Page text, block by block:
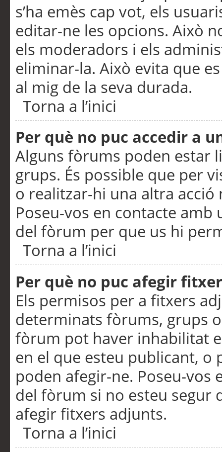
s’ha emès cap vot, els
editar-ne les opcions. Això
els moderadors i els
eliminar-la. Això evita que
al mig de la seva durada.
Torna a l’inici
Per què no puc accedir a
Alguns fòrums poden estar
grups. És possible que per
o realitzar-hi una altra acció
Poseu-vos en contacte
del fòrum per que us hi
Torna a l’inici
Per què no puc afegir
Els permisos per a fitxers
determinats fòrums, grups
fòrum pot haver inhabilitat
en el que esteu publicant,
poden afegir-ne. Poseu-vos
del fòrum si no esteu segur
afegir fitxers adjunts.
Torna a l’inici